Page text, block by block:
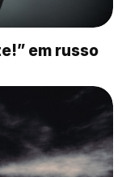
em russo